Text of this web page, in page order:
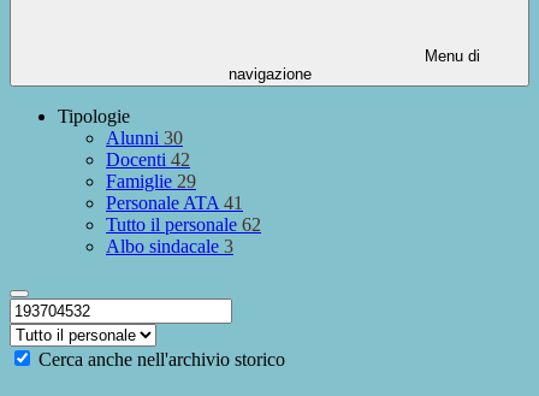
Menu di
navigazione
Tipologie
Alunni 30
Docenti 42
Famiglie 29
Personale ATA 41
Tutto il personale 62
Albo sindacale 3
Cerca anche nell'archivio storico